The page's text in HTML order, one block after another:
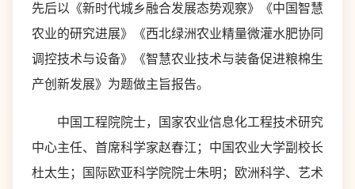
先后以《新时代城乡融合发展态势观察》《中国智慧
农业的研究进展》《西北绿洲农业精量微灌水肥协同
调控技术与设备》《智慧农业技术与装备促进粮棉生
产创新发展》为题做主旨报告。
中国工程院院士，国家农业信息化工程技术研究
中心主任、首席科学家赵春江；中国农业大学副校长
杜太生；国际欧亚科学院院士朱明；欧洲科学、艺术